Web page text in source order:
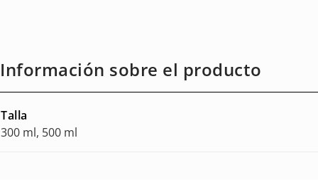
Información sobre el producto
Talla
300 ml, 500 ml